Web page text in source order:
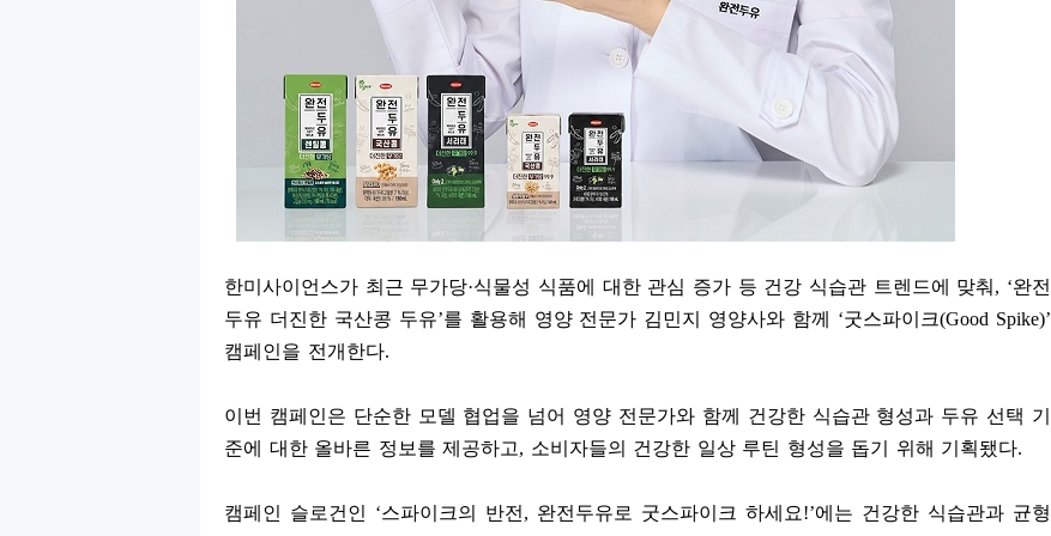
한미사이언스가 최근 무가당·식물성 식품에 대한 관심 증가 등 건강 식습관 트렌드에 맞춰 , ‘완전
두유 더진한 국산콩 두유’를 활용해 영양 전문가 김민지 영양사와 함께 ‘굿스파이크(Good Spike)’
캠페인을 전개한다.
이번 캠페인은 단순한 모델 협업을 넘어 영양 전문가와 함께 건강한 식습관 형성과 두유 선택 기
준에 대한 올바른 정보를 제공하고, 소비자들의 건강한 일상 루틴 형성을 돕기 위해 기획됐다.
캠페인 슬로건인 ‘스파이크의 반전 , 완전두유로 굿스파이크 하세요!’에는 건강한 식습관과 균형